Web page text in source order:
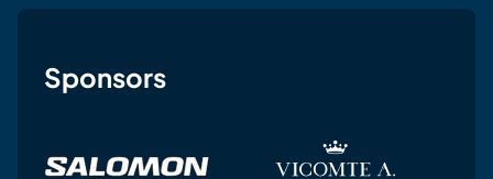
Sponsors